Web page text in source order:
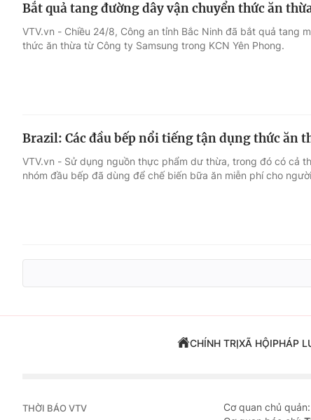
Bắt quả tang đường dây vận chuyển thức ăn
VTV.vn - Chiều 24/8, Công an tỉnh Bắc Ninh đã bắt quả tang
thức ăn thừa từ Công ty Samsung trong KCN Yên Phong.
Brazil: Các đầu bếp nổi tiếng tận dụng thức ăn
VTV.vn - Sử dụng nguồn thực phẩm dư thừa, trong đó có cả
nhóm đầu bếp đã dùng để chế biến bữa ăn miễn phí cho
CHÍNH TRỊXÃ HỘIPHÁP
THỜI BÁO VTV Cơ quan chủ